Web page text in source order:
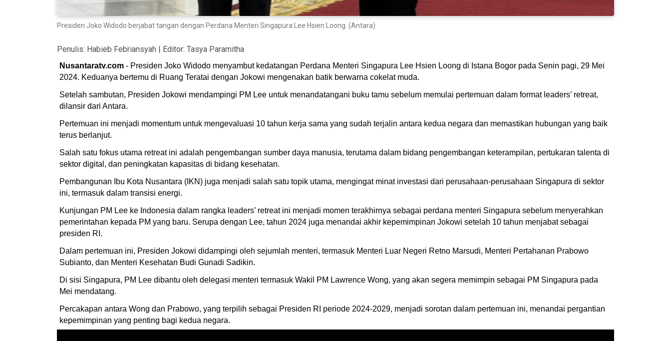
Presiden Joko Widodo berjabat tangan dengan Perdana Menteri Singapura Lee Hsien Loong. (Antara)
Penulis: Habieb Febriansyah | Editor: Tasya Paramitha
Nusantaratv.com - Presiden Joko Widodo menyambut kedatangan Perdana Menteri Singapura Lee Hsien Loong di Istana Bogor pada Senin pagi, 29 Mei
2024. Keduanya bertemu di Ruang Teratai dengan Jokowi mengenakan batik berwarna cokelat muda.
Setelah sambutan, Presiden Jokowi mendampingi PM Lee untuk menandatangani buku tamu sebelum memulai pertemuan dalam format leaders’ retreat,
dilansir dari Antara.
Pertemuan ini menjadi momentum untuk mengevaluasi 10 tahun kerja sama yang sudah terjalin antara kedua negara dan memastikan hubungan yang baik
terus berlanjut.
Salah satu fokus utama retreat ini adalah pengembangan sumber daya manusia, terutama dalam bidang pengembangan keterampilan, pertukaran talenta di
sektor digital, dan peningkatan kapasitas di bidang kesehatan.
Pembangunan Ibu Kota Nusantara (IKN) juga menjadi salah satu topik utama, mengingat minat investasi dari perusahaan-perusahaan Singapura di sektor
ini, termasuk dalam transisi energi.
Kunjungan PM Lee ke Indonesia dalam rangka leaders’ retreat ini menjadi momen terakhirnya sebagai perdana menteri Singapura sebelum menyerahkan
pemerintahan kepada PM yang baru. Serupa dengan Lee, tahun 2024 juga menandai akhir kepemimpinan Jokowi setelah 10 tahun menjabat sebagai
presiden RI.
Dalam pertemuan ini, Presiden Jokowi didampingi oleh sejumlah menteri, termasuk Menteri Luar Negeri Retno Marsudi, Menteri Pertahanan Prabowo
Subianto, dan Menteri Kesehatan Budi Gunadi Sadikin.
Di sisi Singapura, PM Lee dibantu oleh delegasi menteri termasuk Wakil PM Lawrence Wong, yang akan segera memimpin sebagai PM Singapura pada
Mei mendatang.
Percakapan antara Wong dan Prabowo, yang terpilih sebagai Presiden RI periode 2024-2029, menjadi sorotan dalam pertemuan ini, menandai pergantian
kepemimpinan yang penting bagi kedua negara.